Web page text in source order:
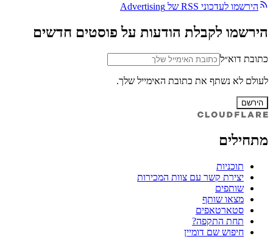
הירשמו לעדכוני RSS של Advertising
הירשמו לקבלת הודעות על פוסטים חדשים
כתובת דוא״ל
לעולם לא נשתף את כתובת האימייל שלך.
הירשם
מתחילים
תוכניות
יצירת קשר עם צוות המכירות
שותפים
מצאו שותף
סטארטאפים
תחת התקפה?
חיפוש שם דומיין